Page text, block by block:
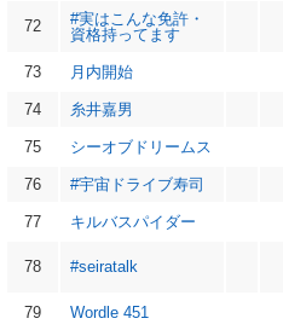
72
#実はこんな免許・
資格持ってます
73 月内開始
74 糸井嘉男
75 シーオブドリームス
76 #宇宙ドライブ寿司
77 キルバスパイダー
78 #seiratalk
79 Wordle 451